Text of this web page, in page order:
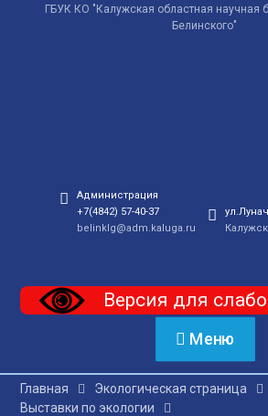
ГБУК КО "Калужская областная научная
Белинского"
Администрация
+7(4842) 57-40-37
belinklg@adm.kaluga.ru
Версия для
Меню
Главная
Экологическая страница
Выставки по экологии